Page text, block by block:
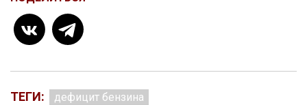
ТЕГИ: дефицит бензина